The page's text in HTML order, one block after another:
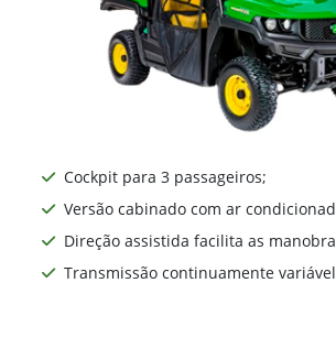
Cockpit para 3 passageiros;
Versão cabinado com ar
Direção assistida facilita as
Transmissão continuamente